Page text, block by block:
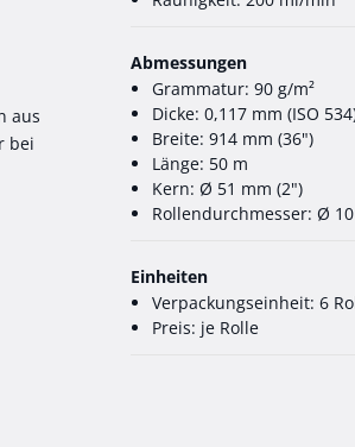
aus
bei
Abmessungen
Grammatur: 90 g/m²
Dicke: 0,117 mm (ISO
Breite: 914 mm (36")
Länge: 50 m
Kern: Ø 51 mm (2")
Rollendurchmesser: Ø
Einheiten
Verpackungseinheit: 6
Preis: je Rolle